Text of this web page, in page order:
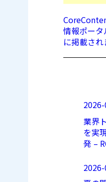
情報ポータ
に掲載され
業界
を実
発 –